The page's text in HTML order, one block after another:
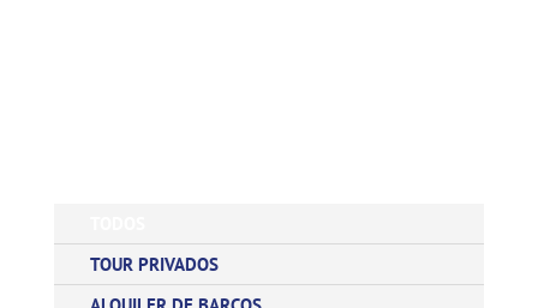
TOUR PRIVADOS